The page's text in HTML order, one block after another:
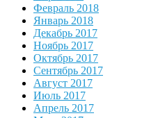
Февраль 2018
Январь 2018
Декабрь 2017
Ноябрь 2017
Октябрь 2017
Сентябрь 2017
Август 2017
Июль 2017
Апрель 2017